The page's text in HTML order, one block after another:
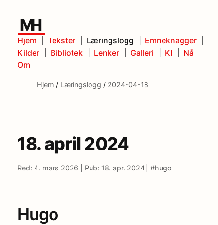
MH
Hjem Tekster Læringslogg
Emneknagger
Kilder
Bibliotek Lenker Galleri KI
Nå
Om
Hjem / Læringslogg / 2024-04-18
18. april 2024
Red: 4. mars 2026 | Pub: 18. apr. 2024 |#hugo
Hugo